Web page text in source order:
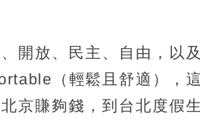
開放、民主、自由，以及
（輕鬆且舒適），這
京賺夠錢，到台北度假生